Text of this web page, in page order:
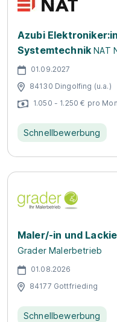
Azubi
Systemtechnik NAT
01.09.2027
84130 Dingolfing (u.a.)
1.050 - 1.250 € pro
Schnellbewerbung
Maler/-in und
Grader Malerbetrieb
01.08.2026
84177 Gottfrieding
Schnellbewerbung